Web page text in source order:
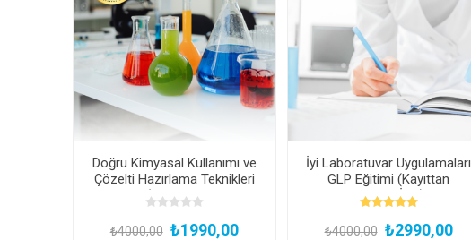
Doğru Kimyasal Kullanımı ve
Çözelti Hazırlama Teknikleri
Eğitimi (Kayıttan Hemen
İzle)
₺4000,00 ₺1990,00
İyi Laboratuvar Uygulamaları
GLP Eğitimi (Kayıttan
Hemen İzle)
₺4000,00 ₺2990,00